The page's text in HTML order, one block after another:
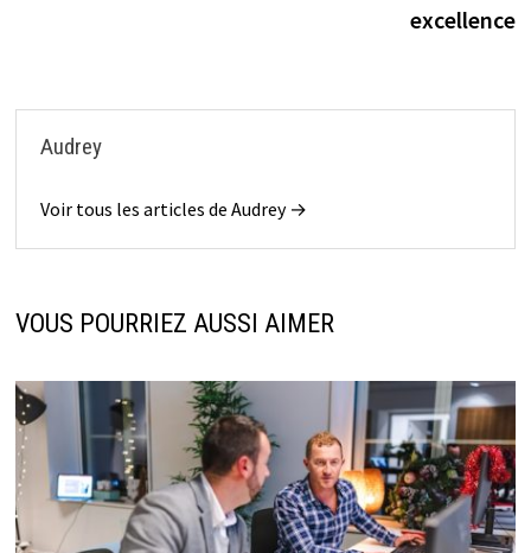
excellence
Audrey
Voir tous les articles de Audrey →
VOUS POURRIEZ AUSSI AIMER